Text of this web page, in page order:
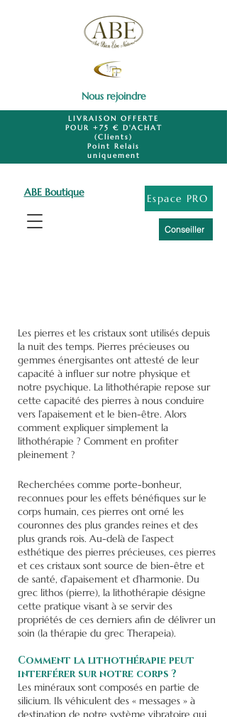
LIVRAISON OFFERTE
POUR +75 € D'ACHAT
(Clients)
Point Relais
uniquement
ABE Boutique
Conseiller
Nous rejoindre
Espace PRO
Les pierres et les cristaux sont utilisés depuis
la nuit des temps. Pierres précieuses ou
gemmes énergisantes ont attesté de leur
capacité à influer sur notre physique et
notre psychique. La lithothérapie repose sur
cette capacité des pierres à nous conduire
vers l’apaisement et le bien-être. Alors
comment expliquer simplement la
lithothérapie ? Comment en profiter
pleinement ?
Recherchées comme porte-bonheur,
reconnues pour les effets bénéfiques sur le
corps humain, ces pierres ont orné les
couronnes des plus grandes reines et des
plus grands rois. Au-delà de l’aspect
esthétique des pierres précieuses, ces pierres
et ces cristaux sont source de bien-être et
de santé, d’apaisement et d’harmonie. Du
grec lithos (pierre), la lithothérapie désigne
cette pratique visant à se servir des
propriétés de ces derniers afin de délivrer un
soin (la thérapie du grec Therapeia).
Comment la lithothérapie peut
interférer sur notre corps ?
Les minéraux sont composés en partie de
silicium. Ils véhiculent des « messages » à
destination de notre système vibratoire qui